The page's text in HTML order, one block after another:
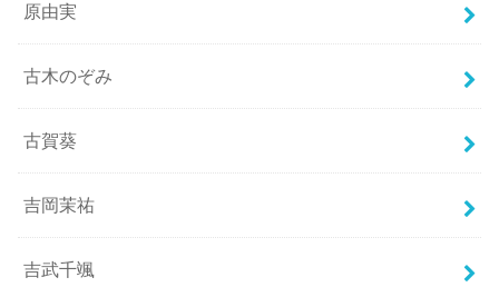
原由実
古木のぞみ
古賀葵
吉岡茉祐
吉武千颯